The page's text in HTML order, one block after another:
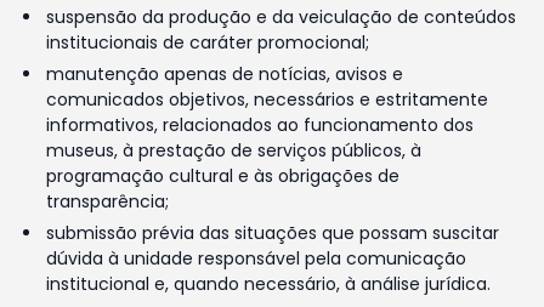
suspensão da produção e da veiculação de conteúdos
institucionais de caráter promocional;
manutenção apenas de notícias, avisos e
comunicados objetivos, necessários e estritamente
informativos, relacionados ao funcionamento dos
museus, à prestação de serviços públicos, à
programação cultural e às obrigações de
transparência;
submissão prévia das situações que possam suscitar
dúvida à unidade responsável pela comunicação
institucional e, quando necessário, à análise jurídica.